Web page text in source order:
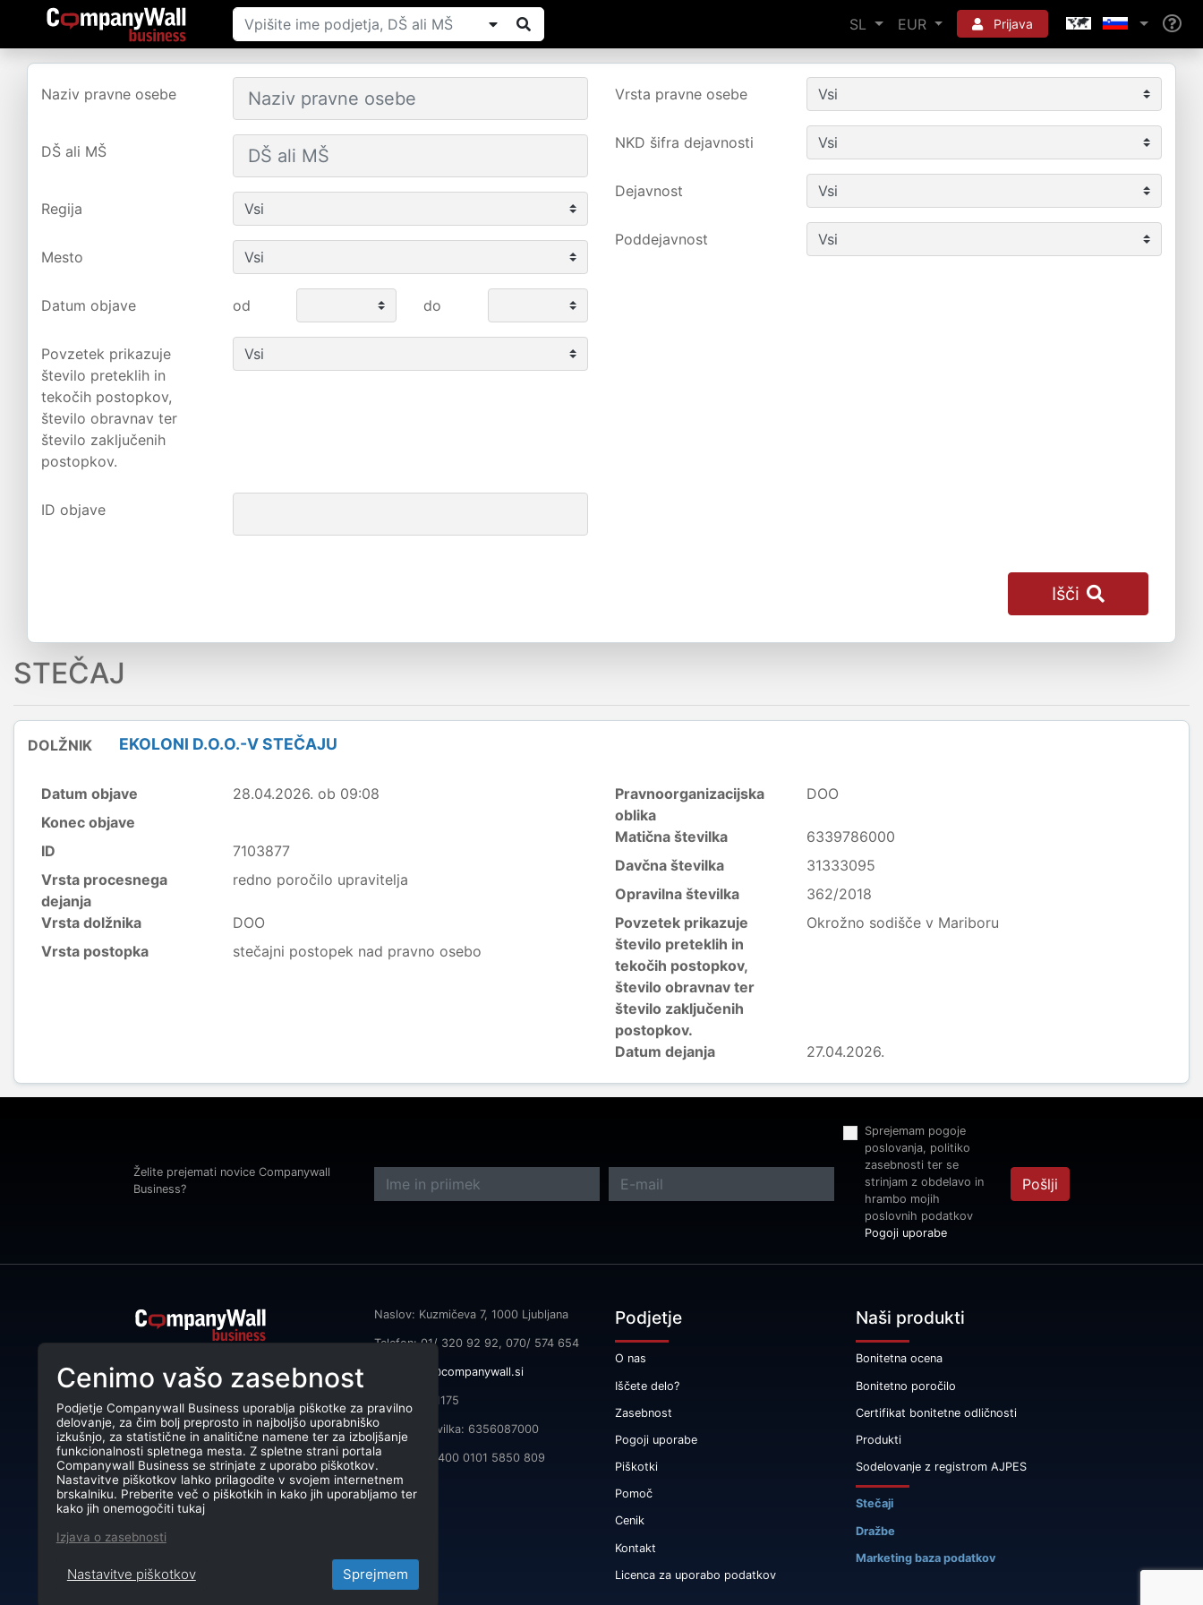
SL EUR Prijava
Naziv pravne osebe
DŠ ali MŠ
Regija
Mesto
Vrsta pravne osebe
NKD šifra dejavnosti
Dejavnost
Poddejavnost
Datum objave od do
Povzetek prikazuje
število preteklih in
tekočih postopkov,
število obravnav ter
število zaključenih
postopkov.
ID objave
Išči
STEČAJ
DOLŽNIK EKOLONI D.O.O.-V STEČAJU
Datum objave
28.04.2026. ob 09:08
Konec objave
ID
7103877
Vrsta procesnega
dejanja
redno poročilo upravitelja
Vrsta dolžnika
DOO
Vrsta postopka
stečajni postopek nad pravno osebo
Pravnoorganizacijska
oblika
DOO
Matična številka
6339786000
Davčna številka
31333095
Opravilna številka
362/2018
Povzetek prikazuje
število preteklih in
tekočih postopkov,
število obravnav ter
število zaključenih
postopkov.
Okrožno sodišče v Mariboru
Datum dejanja 27.04.2026.
Želite prejemati novice Companywall
Business?
Sprejemam pogoje
poslovanja, politiko
zasebnosti ter se
strinjam z obdelavo in
hrambo mojih
poslovnih podatkov
Pogoji uporabe
Pošlji
podjetjem pomaga izboljšati
poslovanje z iskanjem in povezovanjem
strank.
CompanyWall Business © 2026
Naslov: Kuzmičeva 7, 1000 Ljubljana
Telefon: 01/ 320 92 92, 070/ 574 654
info@companywall.si
DŠ: SI55591175
Matična številka: 6356087000
TRR: SI56 3400 0101 5850 809
Podjetje
O nas
Iščete delo?
Zasebnost
Pogoji uporabe
Piškotki
Pomoč
Cenik
Kontakt
Licenca za uporabo podatkov
Naši produkti
Bonitetna ocena
Bonitetno poročilo
Certifikat bonitetne odličnosti
Produkti
Sodelovanje z registrom AJPES
Stečaji
Dražbe
Marketing baza podatkov
Cenimo vašo zasebnost
Podjetje Companywall Business uporablja piškotke za pravilno
delovanje, za čim bolj preprosto in najboljšo uporabniško
izkušnjo, za statistične in analitične namene ter za izboljšanje
funkcionalnosti spletnega mesta. Z spletne strani portala
Companywall Business se strinjate z uporabo piškotkov.
Nastavitve piškotkov lahko prilagodite v svojem internetnem
brskalniku. Preberite več o piškotkih in kako jih uporabljamo ter
kako jih onemogočiti tukaj
Izjava o zasebnosti
Nastavitve piškotkov Sprejmem